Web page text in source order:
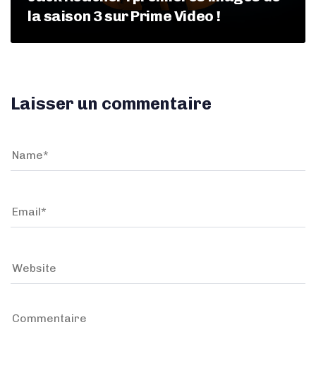
la saison 3 sur Prime Video !
Laisser un commentaire